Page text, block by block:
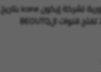
تحديثات للأجهزة الكورية لشركة إيكون icone بتاريخ